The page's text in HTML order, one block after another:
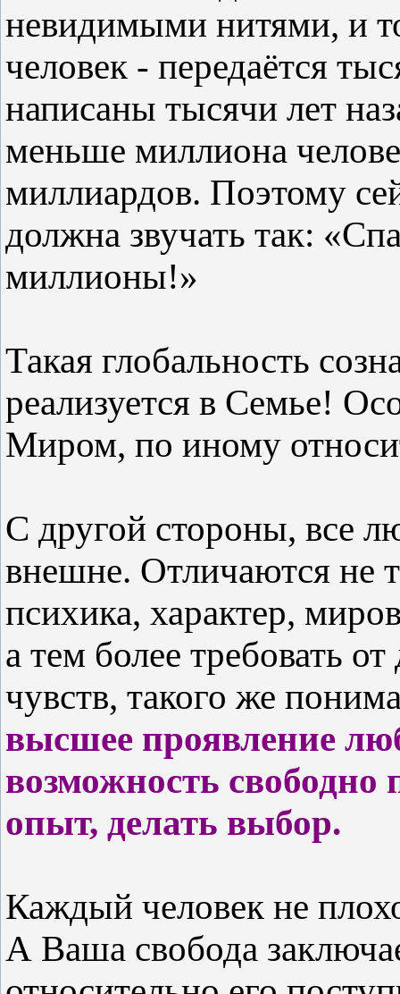
невидимыми нитями, и
человек - передаётся
написаны тысячи лет
меньше миллиона
миллиардов. Поэтому
должна звучать так:
миллионы!»
Такая глобальность
реализуется в Семье!
Миром, по иному
С другой стороны, все
внешне. Отличаются не
психика, характер,
а тем более требовать
чувств, такого же
высшее проявление
возможность свободно
опыт, делать выбор.
Каждый человек не
А Ваша свобода